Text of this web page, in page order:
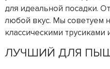
для идеальной посадки.
любой вкус. Мы советуем
классическими трусиками
ЛУЧШИЙ ДЛЯ